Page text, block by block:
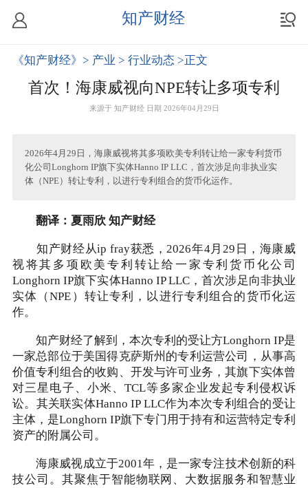
知产财经
《知产财经》 > 产业 > 行业动态 >正文
首次！海康威视向NPE转让多项专利
来源于 知产财经 日期 2026年04月29日
2026年4月29日，海康威视将其多项欧美专利转让给一家专利货币
化公司Longhorn IP旗下实体Hanno IP LLC，首次涉足向非执业实
体（NPE）转让专利，以进行专利组合的货币化运作。
翻译：夏雨欣 知产财经
知产财经从ip fray获悉，2026年4月29日，海康威
视将其多项欧美专利转让给一家专利货币化公司
Longhorn IP旗下实体Hanno IP LLC，首次涉足向非执业
实体（NPE）转让专利，以进行专利组合的货币化运
作。
知产财经了解到，本次专利的受让方Longhorn IP是
一家总部位于美国得克萨斯州的专利运营公司，从事高
价值专利组合的收购、开发与许可业务，其旗下实体曾
对三星电子、小米、TCL等多家企业发起专利侵权诉
讼。其关联实体Hanno IP LLC作为本次专利组合的受让
主体，是Longhorn IP旗下专门用于持有和运营特定专利
资产的附属公司。
海康威视成立于2001年，是一家专注技术创新的科
技公司。其聚焦于智能物联网、大数据服务和智慧业